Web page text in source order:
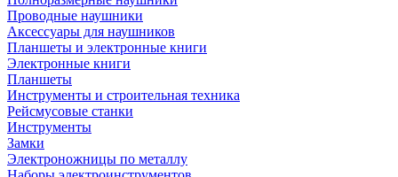
Проводные наушники
Аксессуары для наушников
Планшеты и электронные книги
Электронные книги
Планшеты
Инструменты и строительная техника
Рейсмусовые станки
Инструменты
Замки
Электроножницы по металлу